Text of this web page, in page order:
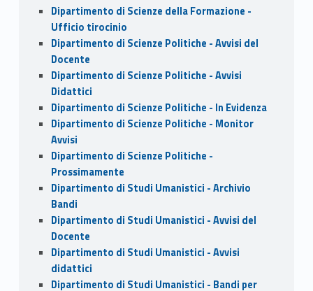
Dipartimento di Scienze della Formazione -
Ufficio tirocinio
Dipartimento di Scienze Politiche - Avvisi del
Docente
Dipartimento di Scienze Politiche - Avvisi
Didattici
Dipartimento di Scienze Politiche - In Evidenza
Dipartimento di Scienze Politiche - Monitor
Avvisi
Dipartimento di Scienze Politiche -
Prossimamente
Dipartimento di Studi Umanistici - Archivio
Bandi
Dipartimento di Studi Umanistici - Avvisi del
Docente
Dipartimento di Studi Umanistici - Avvisi
didattici
Dipartimento di Studi Umanistici - Bandi per